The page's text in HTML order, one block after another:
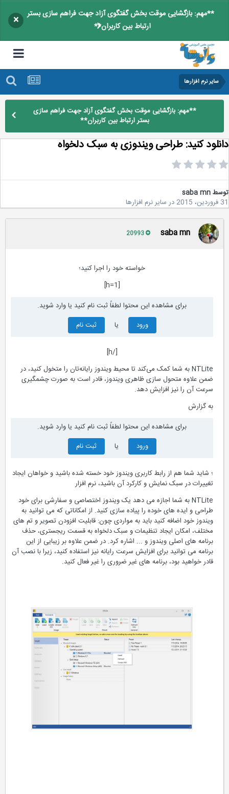
**مهم: بازگشایی موقت بخش گفتگوی آزاد جهت فراهم سازی بستر
ارتباط بین کاربران**
×
سایر نرم افزارها
**مهم: بازگشایی موقت بخش گفتگوی آزاد جهت فراهم سازی
بستر ارتباط بین کاربران**
کنید: طراحی ویندوزی به سبک دلخواه
saba mn
درسایر نرم افزارها
saba mn
خواسته خود را اجرا کنید؛
برای مشاهده این محتوا لطفاً ثبت نام کنید یا وارد شوید.
ورود
ثبت نام
NTLite به شما کمک می‌کند تا محیط ویندوز رایانه‌تان را متخول کنید، در
ضمن علاوه متحول سازی ظاهری ویندوز، قادر است به صورت چشمگیری
سرعت آن را نیز افزایش دهد.
به گزارش
برای مشاهده این محتوا لطفاً ثبت نام کنید یا وارد شوید.
ورود
ثبت نام
؛ شاید شما هم از رابط کاربری ویندوز خود خسته شده باشید و خواهان ایجاد
تغییرات در سبک نمایش و کارکرد آن باشید، نرم افزار
NTLite به شما اجازه می دهد یک ویندوز اختصاصی و سفارشی برای خود
طراحی و ایده های خوده را پیاده سازی کنید. از امکاناتی که می توانید به
ویندوز خود اضافه کنید باید به مواردی چون: قابلیت افزودن تصویر و تم های
مختلف، امکان ایجاد تنظیمات و سبک دلخواه به قسمت ریجستری، حذف
برنامه های اصلی ویندوز و ... اشاره کرد. در ضمن علاوه بر زیبایی از این
برنامه می توانید برای افزایش سرعت رایانه نیز استفاده کنید، زیرا با نصب آن
قادر خواهید بود، برنامه های غیر ضروری را غیر فعال کنید.